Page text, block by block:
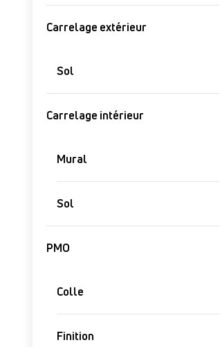
Carrelage extérieur
Sol
Carrelage intérieur
Mural
Sol
PMO
Colle
Finition